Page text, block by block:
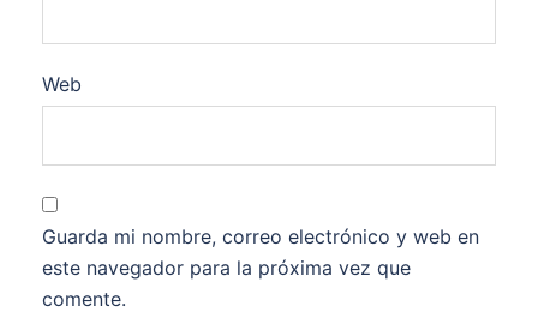
Web
Guarda mi nombre, correo electrónico y web en
este navegador para la próxima vez que
comente.